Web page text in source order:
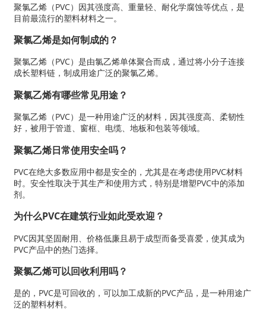
聚氯乙烯（PVC）因其强度高、重量轻、耐化学腐蚀等优点，是
目前最流行的塑料材料之一。
聚氯乙烯是如何制成的？
聚氯乙烯（PVC）是由氯乙烯单体聚合而成，通过将小分子连接
成长塑料链，制成用途广泛的聚氯乙烯。
聚氯乙烯有哪些常见用途？
聚氯乙烯（PVC）是一种用途广泛的材料，因其强度高、柔韧性
好，被用于管道、窗框、电缆、地板和包装等领域。
聚氯乙烯日常使用安全吗？
PVC在绝大多数应用中都是安全的，尤其是在考虑使用PVC材料
时。安全性取决于其生产和使用方式，特别是增塑PVC中的添加
剂。
为什么PVC在建筑行业如此受欢迎？
PVC因其坚固耐用、价格低廉且易于成型而备受喜爱，使其成为
PVC产品中的热门选择。
聚氯乙烯可以回收利用吗？
是的，PVC是可回收的，可以加工成新的PVC产品，是一种用途广
泛的塑料材料。